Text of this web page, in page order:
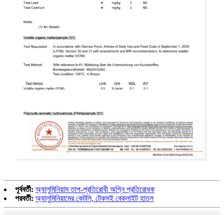
পূর্ববর্তী: অ্যালুমিনিয়াম তাপ-প্রতিরোধী অগ্নি প্রতিরোধক
পরবর্তী: অ্যালুমিনিয়ামের কেটলি, টেকসই বেকলাইট হাতল